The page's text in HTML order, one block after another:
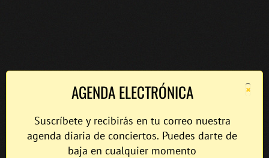
×
AGENDA ELECTRÓNICA
Suscríbete y recibirás en tu correo nuestra
agenda diaria de conciertos. Puedes darte de
baja en cualquier momento